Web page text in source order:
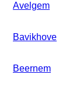
Avelgem
Bavikhove
Beernem